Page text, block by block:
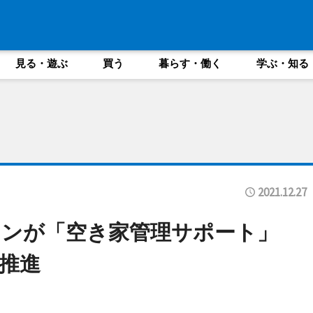
見る・遊ぶ 買う 暮らす・働く 学ぶ・知る
2021.12.27
が「空き家管理サポート」
進